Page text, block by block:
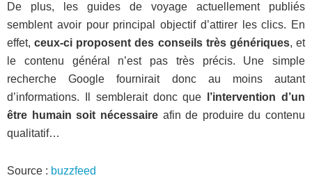
De plus, les guides de voyage actuellement publiés
semblent avoir pour principal objectif d’attirer les clics. En
effet, ceux-ci proposent des conseils très génériques, et
le contenu général n’est pas très précis. Une simple
recherche Google fournirait donc au moins autant
d’informations. Il semblerait donc que l’intervention d’un
être humain soit nécessaireafin de produire du contenu
qualitatif…
Source : buzzfeed